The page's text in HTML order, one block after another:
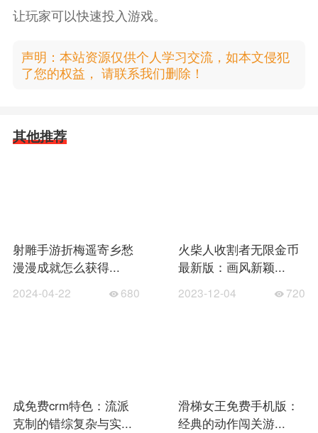
让玩家可以快速投入游戏。
声明：本站资源仅供个人学习交流，如本文侵犯
了您的权益， 请联系我们删除！
其他推荐
射雕手游折梅遥寄乡愁
漫漫成就怎么获得...
2024-04-22 680
火柴人收割者无限金币
最新版：画风新颖...
2023-12-04 720
成免费crm特色：流派
克制的错综复杂与实...
滑梯女王免费手机版：
经典的动作闯关游...